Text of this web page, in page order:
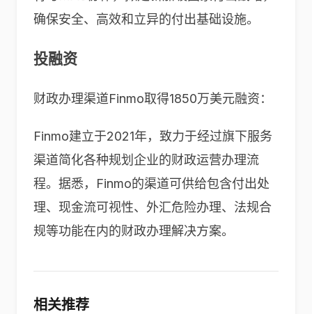
确保安全、高效和立异的付出基础设施。
投融资
财政办理渠道Finmo取得1850万美元融资：
Finmo建立于2021年，致力于经过旗下服务
渠道简化各种规划企业的财政运营办理流
程。据悉， Finmo的渠道可供给包含付出处
理、现金流可视性、外汇危险办理、法规合
规等功能在内的财政办理解决方案。
相关推荐